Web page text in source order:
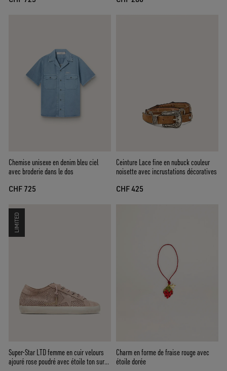
Chemise unisexe en denim bleu ciel
avec broderie dans le dos
CHF 725
Ceinture Lace fine en nubuck couleur
noisette avec incrustations décoratives
CHF 425
LIMITED
Super-Star LTD femme en cuir velours
ajouré rose poudré avec étoile ton sur
Charm en forme de fraise rouge avec
étoile dorée